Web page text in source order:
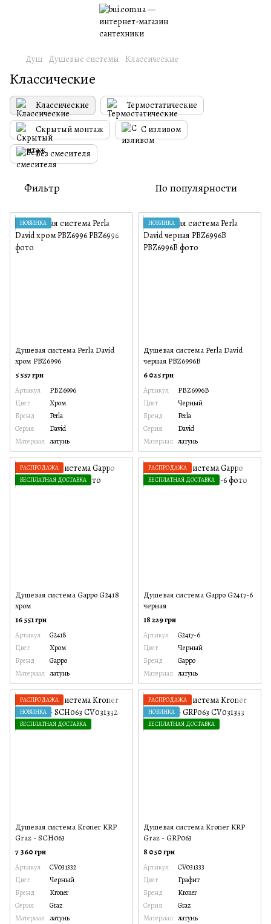
Душ Душевые системы Классические
Классические
Классические Термостатические
Скрытый монтаж С изливом
Без смесителя
Фильтр По популярности
НОВИНКА
Душевая система Perla David
хром PBZ6996
5 557 грн
Артикул
PBZ6996
Цвет
Хром
Бренд
Perla
Серия
David
Материал латунь
НОВИНКА
Душевая система Perla David
черная PBZ6996B
6 025 грн
Артикул
PBZ6996B
Цвет
Черный
Бренд
Perla
Серия
David
Материал латунь
РАСПРОДАЖА
БЕСПЛАТНАЯ ДОСТАВКА
Душевая система Gappo G2418
хром
16 551 грн
Артикул
G2418
Цвет
Хром
Бренд
Gappo
Материал латунь
РАСПРОДАЖА
БЕСПЛАТНАЯ ДОСТАВКА
Душевая система Gappo G2417-6
черная
18 229 грн
Артикул
G2417-6
Цвет
Черный
Бренд
Gappo
Материал латунь
РАСПРОДАЖА
НОВИНКА
БЕСПЛАТНАЯ ДОСТАВКА
Душевая система Kroner KRP
Graz - SCH063
7 360 грн
Артикул
CV031332
Цвет
Черный
Бренд
Kroner
Серия
Graz
Материал латунь
РАСПРОДАЖА
НОВИНКА
БЕСПЛАТНАЯ ДОСТАВКА
Душевая система Kroner KRP
Graz - GRP063
8 050 грн
Артикул
CV031333
Цвет
Графит
Бренд
Kroner
Серия
Graz
Материал латунь